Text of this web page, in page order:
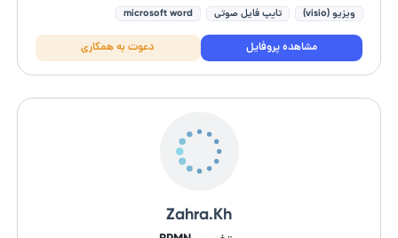
ویزیو (visio)
تایپ فایل صوتی
microsoft word
microsoft excel
واردات و صادرات
microsoft powerpoint
نگارش به زبان انگلیسی
مشاهده پروفایل دعوت به همکاری
Zahra.Kh